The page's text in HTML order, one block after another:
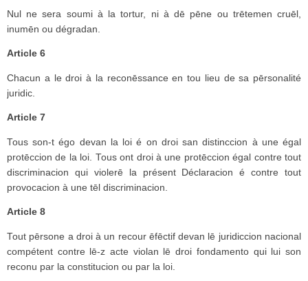
Nul ne sera soumi à la tortur, ni à dē pēne ou trētemen cruēl,
inumēn ou dégradan.
Article 6
Chacun a le droi à la reconēssance en tou lieu de sa pērsonalité
juridic.
Article 7
Tous son-t égo devan la loi é on droi san distinccion à une égal
protēccion de la loi. Tous ont droi à une protēccion égal contre tout
discriminacion qui violerē la présent Déclaracion é contre tout
provocacion à une tēl discriminacion.
Article 8
Tout pērsone a droi à un recour ēfēctif devan lē juridiccion nacional
compétent contre lē-z acte violan lē droi fondamento qui lui son
reconu par la constitucion ou par la loi.